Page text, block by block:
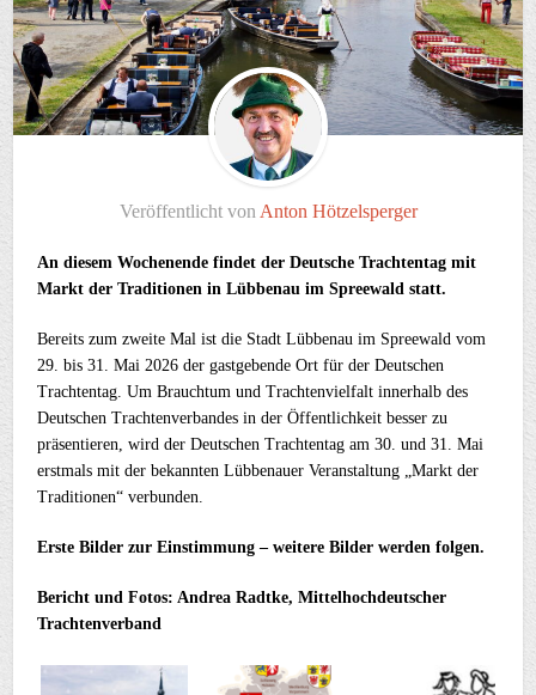
Veröffentlicht von Anton Hötzelsperger
An diesem Wochenende findet der Deutsche Trachtentag mit
Markt der Traditionen in Lübbenau im Spreewald statt.
Bereits zum zweite Mal ist die Stadt Lübbenau im Spreewald vom
29. bis 31. Mai 2026 der gastgebende Ort für der Deutschen
Trachtentag. Um Brauchtum und Trachtenvielfalt innerhalb des
Deutschen Trachtenverbandes in der Öffentlichkeit besser zu
präsentieren, wird der Deutschen Trachtentag am 30. und 31. Mai
erstmals mit der bekannten Lübbenauer Veranstaltung „Markt der
Traditionen“ verbunden.
Erste Bilder zur Einstimmung – weitere Bilder werden folgen.
Bericht und Fotos: Andrea Radtke, Mittelhochdeutscher
Trachtenverband